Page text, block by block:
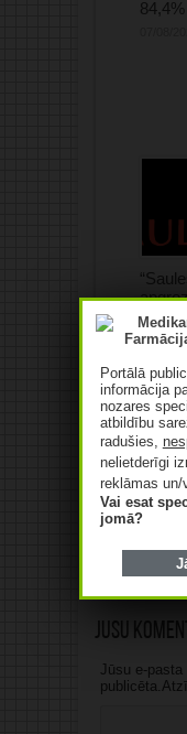
84,4%
par
07/08/
07/08/
Jūsu
Jūsu e-
Portālā
informācija
nozares
atbildību
radušies,
nelietderīgi
reklāmas un/
Vai esat
jomā?